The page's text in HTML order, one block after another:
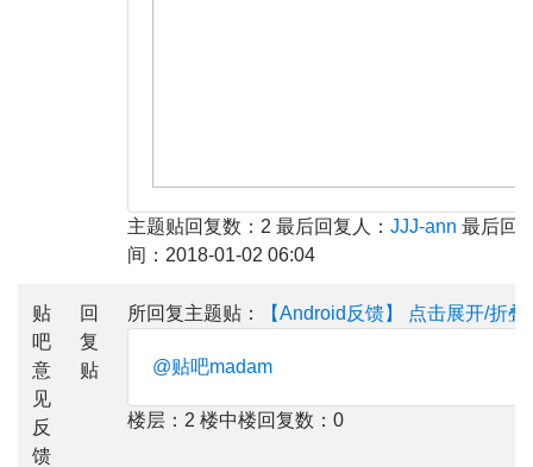
主题贴回复数：2 最后回复人： JJJ-ann 最后回
间：2018-01-02 06:04
贴
吧
意
见
反
馈
回
复
贴
所回复主题贴： 【Android反馈】 点击展开/折叠
@贴吧madam
楼层：2 楼中楼回复数：0